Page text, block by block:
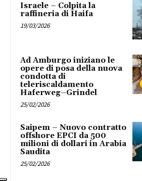
Israele – Colpita la
raffineria di Haifa
19/03/2026
Ad Amburgo iniziano le
opere di posa della nuova
condotta di
teleriscaldamento
Haferweg–Grindel
25/02/2026
Saipem – Nuovo contratto
offshore EPCI da 500
milioni di dollari in Arabia
Saudita
25/02/2026